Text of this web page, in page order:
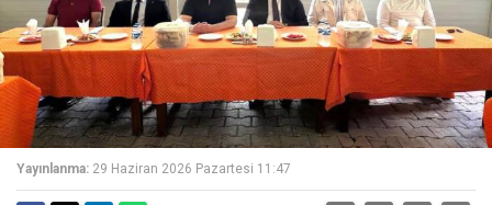
Yayınlanma: 29 Haziran 2026 Pazartesi 11:47